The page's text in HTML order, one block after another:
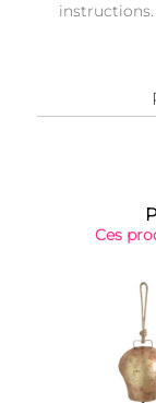
instructions.
Ces